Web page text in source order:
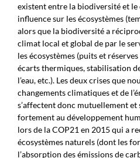
existent entre la biodiversité et le
influence sur les écosystèmes
alors que la biodiversité a
climat local et global de par le
les écosystèmes (puits et
écarts thermiques, stabilisation
l’eau, etc.). Les deux crises que
changements climatiques et de
s’affectent donc mutuellement
fortement au développement
lors de la COP21 en 2015 qui a
écosystèmes naturels (dont les
l’absorption des émissions de